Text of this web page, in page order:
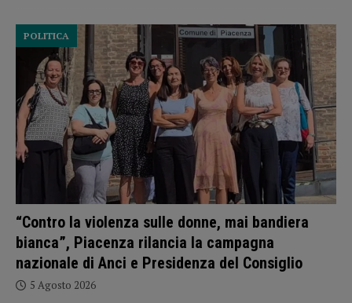
“Contro la violenza sulle donne, mai bandiera
bianca”, Piacenza rilancia la campagna
nazionale di Anci e Presidenza del Consiglio
POLITICA
5 Agosto 2026